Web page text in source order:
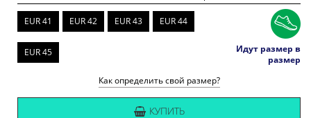
EUR 41 EUR 42 EUR 43 EUR 44
EUR 45
Идут размер в
размер
Как определить свой размер?
КУПИТЬ